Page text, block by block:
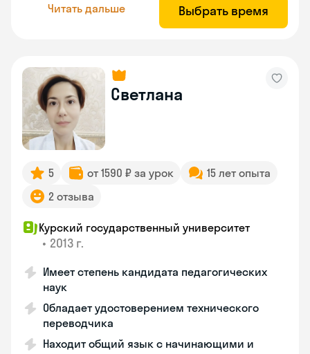
Читать дальше Выбрать время
Светлана
5 от 1590 ₽ за урок
15 лет опыта
2 отзыва
Курский государственный университет
• 2013 г.
Имеет степень кандидата педагогических
наук
Обладает удостоверением технического
переводчика
Находит общий язык с начинающими и